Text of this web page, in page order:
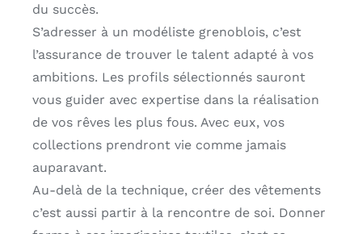
du succès.
S’adresser à un modéliste grenoblois, c’est
l’assurance de trouver le talent adapté à vos
ambitions. Les profils sélectionnés sauront
vous guider avec expertise dans la réalisation
de vos rêves les plus fous. Avec eux, vos
collections prendront vie comme jamais
auparavant.
Au-delà de la technique, créer des vêtements
c’est aussi partir à la rencontre de soi. Donner